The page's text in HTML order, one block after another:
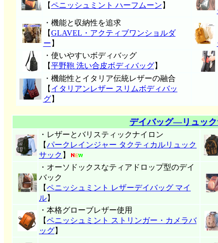
【ペニッシュミント ハーフムーン 】
・機能と収納性を追求
【GLAVEL・アクティブワンショルダ
ー 】
・使いやすいボディバッグ
【平野鞄 洗い合皮ボディバッグ】
・機能性とイタリア伝統レザーの融合
【 イタリアンレザー スリムボディバッ
グ】
デイバッグ―リュッ
・レザーとバリスティックナイロン
【パークレインジャー タクティカルリュック
サック 】
・オーソドックスなティアドロップ型のデイ
バック
【ペニッシュミント レザーデイバッグ マイ
ル】
・本格グローブレザー使用
【ペニッシュミント ストリンガー・カメラバ
ッグ】